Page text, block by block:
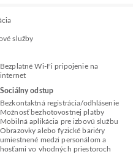
služby
Bezplatné Wi-Fi pripojenie na
internet
Sociálny odstup
Bezkontaktná registrácia/odhlásenie
Možnosť bezhotovostnej platby
Mobilná aplikácia pre izbovú službu
Obrazovky alebo fyzické bariéry
umiestnené medzi personálom a
hosťami vo vhodných priestoroch